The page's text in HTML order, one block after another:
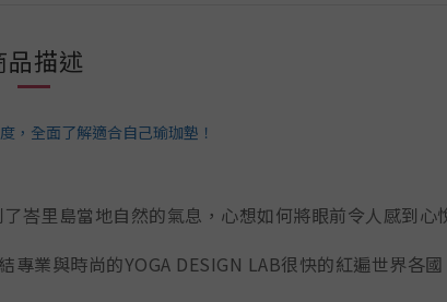
品描述
，全面了解適合自己瑜珈墊！
峇里島當地自然的氣息，心想如何將眼前令人感到心
業與時尚的YOGA DESIGN LAB很快的紅遍世界各